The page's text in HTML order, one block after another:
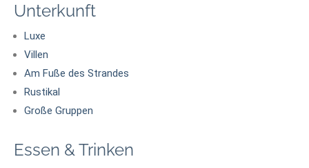
Unterkunft
Luxe
Villen
Am Fuße des Strandes
Rustikal
Große Gruppen
Essen & Trinken